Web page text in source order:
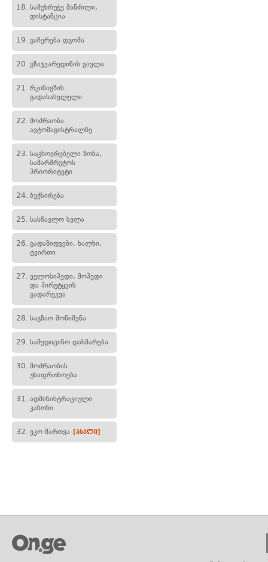
18. სამუხრუჭე მანძილი,
დისტანცია
19. გაჩერება დგომა
20. გზაჯვარედინის გავლა
21. რკინიგზის
გადასასვლელი
22. მოძრაობა
ავტომაგისტრალზე
23. საცხოვრებელი ზონა,
სამარშრუტოს
პრიორიტეტი
24. ბუქსირება
25. სასწავლო სვლა
26. გადაზიდვები, ხალხი,
ტვირთი
27. ველოსიპედი, მოპედი
და პირუტყვის
გადარეკვა
28. საგზაო მონიშვნა
29. სამედიცინო დახმარება
30. მოძრაობის
უსაფრთხოება
31. ადმინისტრაციული
კანონი
32. ეკო-მართვა [ახალი]